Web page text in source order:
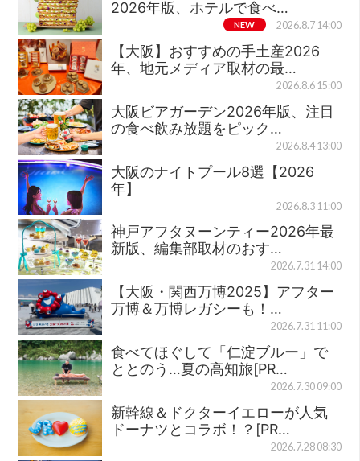
2026年版、ホテルで食べ…
NEW 2026.8.7 14:00
【大阪】おすすめの手土産2026
年、地元メディア取材の最…
2026.8.6 15:00
大阪ビアガーデン2026年版、注目
の食べ飲み放題をピック…
2026.8.4 13:00
大阪のナイトプール8選【2026
年】
2026.8.3 11:00
神戸アフタヌーンティー2026年最
新版、編集部取材のおす…
2026.7.31 14:00
【大阪・関西万博2025】アフター
万博＆万博レガシーも！…
2026.7.31 11:00
食べてほぐして「仁淀ブルー」で
ととのう…夏の高知旅[PR…
2026.7.30 09:00
新幹線＆ドクターイエローが人気
ドーナツとコラボ！？[PR…
2026.7.28 08:30